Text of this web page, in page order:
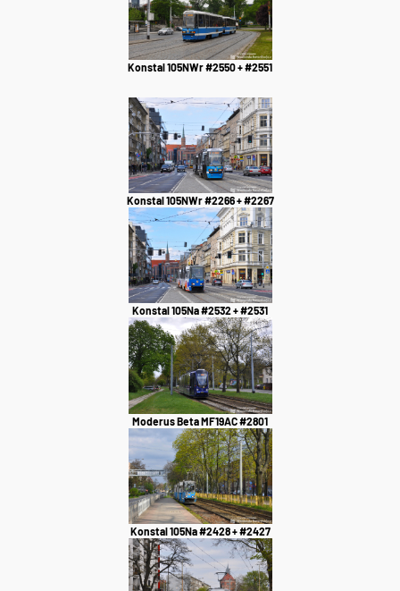
Konstal 105NWr #2550 + #2551
Konstal 105NWr #2266 + #2267
Konstal 105Na #2532 + #2531
Moderus Beta MF19AC #2801
Konstal 105Na #2428 + #2427